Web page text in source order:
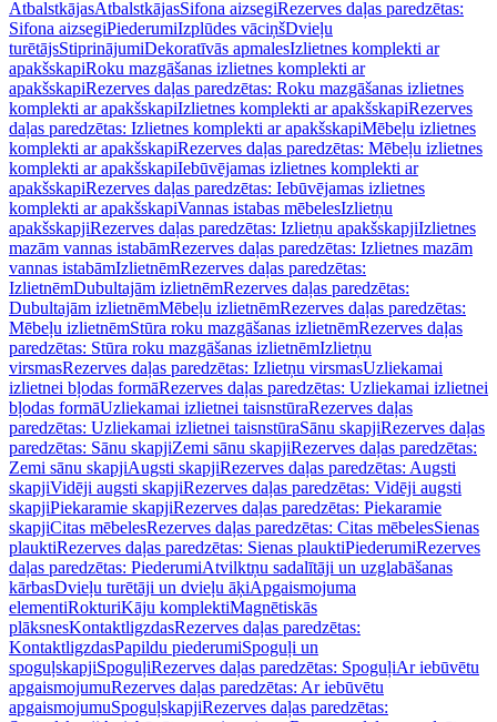
AtbalstkājasAtbalstkājasSifona aizsegiRezerves daļas paredzētas:
Sifona aizsegiPiederumiIzplūdes vāciņšDvieļu
turētājsStiprinājumiDekoratīvās apmalesIzlietnes komplekti ar
apakšskapiRoku mazgāšanas izlietnes komplekti ar
apakšskapiRezerves daļas paredzētas: Roku mazgāšanas izlietnes
komplekti ar apakšskapiIzlietnes komplekti ar apakšskapiRezerves
daļas paredzētas: Izlietnes komplekti ar apakšskapiMēbeļu izlietnes
komplekti ar apakšskapiRezerves daļas paredzētas: Mēbeļu izlietnes
komplekti ar apakšskapiIebūvējamas izlietnes komplekti ar
apakšskapiRezerves daļas paredzētas: Iebūvējamas izlietnes
komplekti ar apakšskapiVannas istabas mēbelesIzlietņu
apakšskapjiRezerves daļas paredzētas: Izlietņu apakšskapjiIzlietnes
mazām vannas istabāmRezerves daļas paredzētas: Izlietnes mazām
vannas istabāmIzlietnēmRezerves daļas paredzētas:
IzlietnēmDubultajām izlietnēmRezerves daļas paredzētas:
Dubultajām izlietnēmMēbeļu izlietnēmRezerves daļas paredzētas:
Mēbeļu izlietnēmStūra roku mazgāšanas izlietnēmRezerves daļas
paredzētas: Stūra roku mazgāšanas izlietnēmIzlietņu
virsmasRezerves daļas paredzētas: Izlietņu virsmasUzliekamai
izlietnei bļodas formāRezerves daļas paredzētas: Uzliekamai izlietnei
bļodas formāUzliekamai izlietnei taisnstūraRezerves daļas
paredzētas: Uzliekamai izlietnei taisnstūraSānu skapjiRezerves daļas
paredzētas: Sānu skapjiZemi sānu skapjiRezerves daļas paredzētas:
Zemi sānu skapjiAugsti skapjiRezerves daļas paredzētas: Augsti
skapjiVidēji augsti skapjiRezerves daļas paredzētas: Vidēji augsti
skapjiPiekaramie skapjiRezerves daļas paredzētas: Piekaramie
skapjiCitas mēbelesRezerves daļas paredzētas: Citas mēbelesSienas
plauktiRezerves daļas paredzētas: Sienas plauktiPiederumiRezerves
daļas paredzētas: PiederumiAtvilktņu sadalītāji un uzglabāšanas
kārbasDvieļu turētāji un dvieļu āķiApgaismojuma
elementiRokturiKāju komplektiMagnētiskās
plāksnesKontaktligzdasRezerves daļas paredzētas:
KontaktligzdasPapildu piederumiSpoguļi un
spoguļskapjiSpoguļiRezerves daļas paredzētas: SpoguļiAr iebūvētu
apgaismojumuRezerves daļas paredzētas: Ar iebūvētu
apgaismojumuSpoguļskapjiRezerves daļas paredzētas: